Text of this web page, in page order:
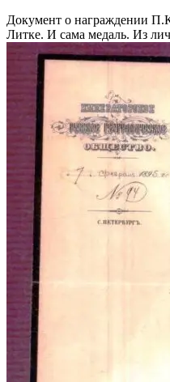
Документ о награждении
Литке. И сама медаль. Из